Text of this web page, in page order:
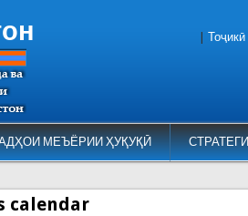
МЕЪЁРИИ ҲУҚУҚӢ
Тоҷикӣ
calendar